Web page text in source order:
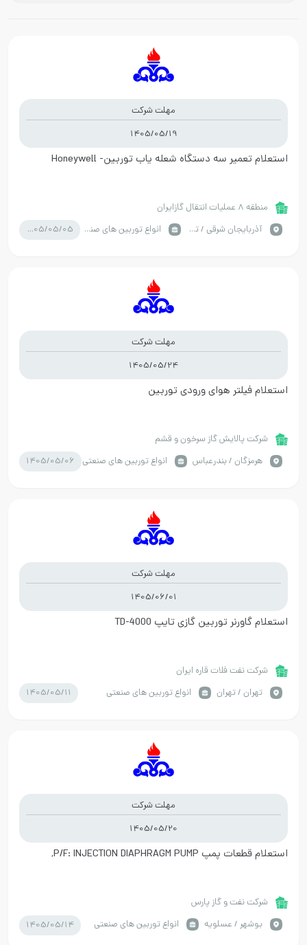
مهلت شرکت
1405/05/19
استعلام تعمیر سه دستگاه شعله یاب توربین- Honeywell
منطقه 8 عملیات انتقال گازایران
آذربايجان شرقي / تبریز
انواع توربین های صنعتی 1405/05/05
مهلت شرکت
1405/05/24
استعلام فیلتر هوای ورودی توربین
شرکت پالایش گاز سرخون و قشم
هرمزگان / بندرعباس
انواع توربین های صنعتی 1405/05/06
مهلت شرکت
1405/06/01
استعلام گاورنر توربین گازی تایپ TD-4000
شرکت نفت فلات قاره ایران
تهران / تهران
انواع توربین های صنعتی 1405/05/11
مهلت شرکت
1405/05/20
استعلام قطعات پمپ P/F: INJECTION DIAPHRAGM PUMP,
شرکت نفت و گاز پارس
بوشهر / عسلویه
انواع توربین های صنعتی 1405/05/14